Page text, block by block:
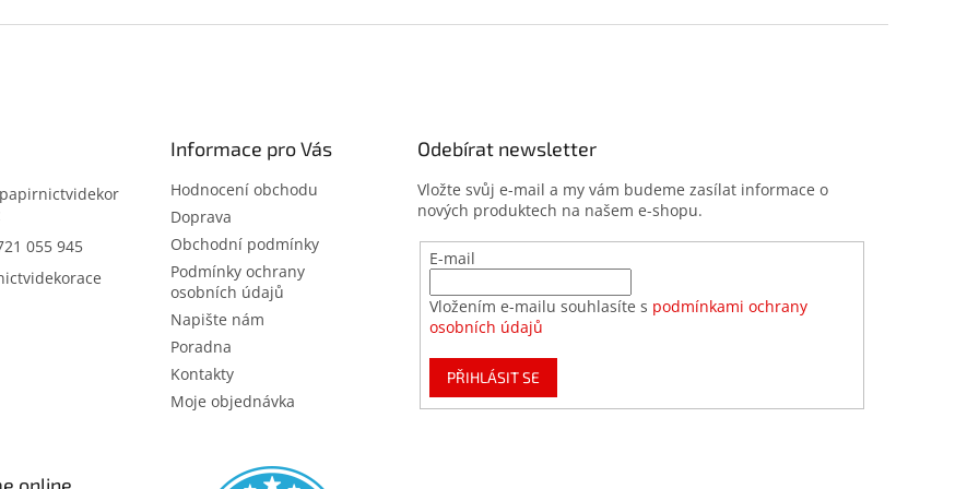
papirnictvidekor
055 945
Informace pro Vás
Hodnocení obchodu
Doprava
Obchodní podmínky
Podmínky ochrany
osobních údajů
Napište nám
Poradna
Kontakty
Moje objednávka
Odebírat newsletter
Vložte svůj e-mail a my vám budeme zasílat informace o
nových produktech na našem e-shopu.
E-mail
Vložením e-mailu souhlasíte s podmínkami ochrany
osobních údajů
PŘIHLÁSIT SE